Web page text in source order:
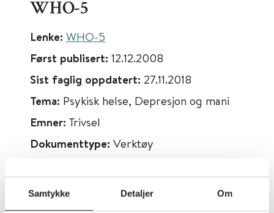
Samtykke Detaljer Om
WHO-5
Lenke: WHO-5
Først publisert: 12.12.2008
Sist faglig oppdatert: 27.11.2018
Tema: Psykisk helse, Depresjon og mani
Emner: Trivsel
Dokumenttype: Verktøy
Språk: